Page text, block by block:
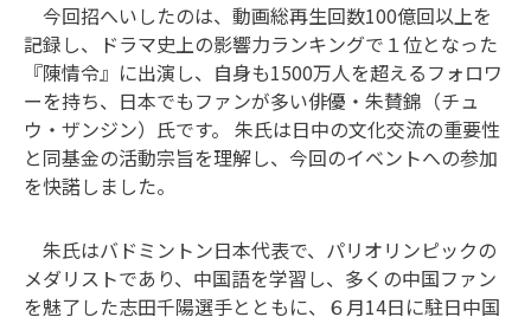
今回招へいしたのは、動画総再生回数100億回以上を
記録し、ドラマ史上の影響力ランキングで１位となった
『陳情令』に出演し、自身も1500万人を超えるフォロワ
ーを持ち、日本でもファンが多い俳優・朱賛錦（チュ
ウ・ザンジン）氏です。 朱氏は日中の文化交流の重要性
と同基金の活動宗旨を理解し、今回のイベントへの参加
を快諾しました。
朱氏はバドミントン日本代表で、パリオリンピックの
メダリストであり、中国語を学習し、多くの中国ファン
を魅了した志田千陽選手とともに、６月14日に駐日中国